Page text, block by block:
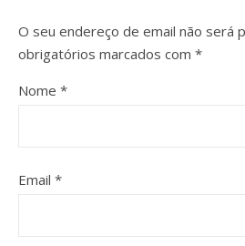
O seu endereço de email não será
obrigatórios marcados com *
Nome *
Email *